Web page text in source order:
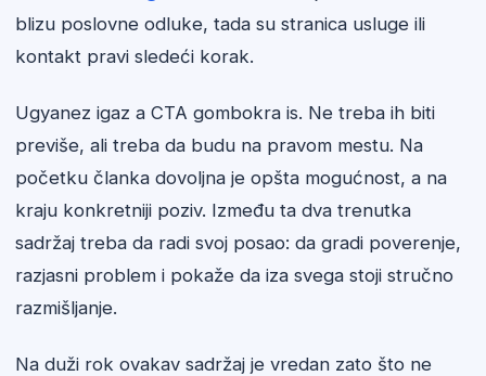
blizu poslovne odluke, tada su stranica usluge ili
kontakt pravi sledeći korak.
Ugyanez igaz a CTA gombokra is. Ne treba ih biti
previše, ali treba da budu na pravom mestu. Na
početku članka dovoljna je opšta mogućnost, a na
kraju konkretniji poziv. Između ta dva trenutka
sadržaj treba da radi svoj posao: da gradi poverenje,
razjasni problem i pokaže da iza svega stoji stručno
razmišljanje.
Na duži rok ovakav sadržaj je vredan zato što ne